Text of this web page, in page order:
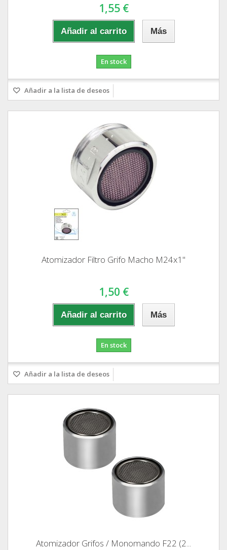
1,55 €
Añadir al carrito Más
En stock
Añadir a la lista de deseos
Atomizador Filtro Grifo Macho M24x1"
1,50 €
Añadir al carrito Más
En stock
Añadir a la lista de deseos
Atomizador Grifos / Monomando F22 (2...